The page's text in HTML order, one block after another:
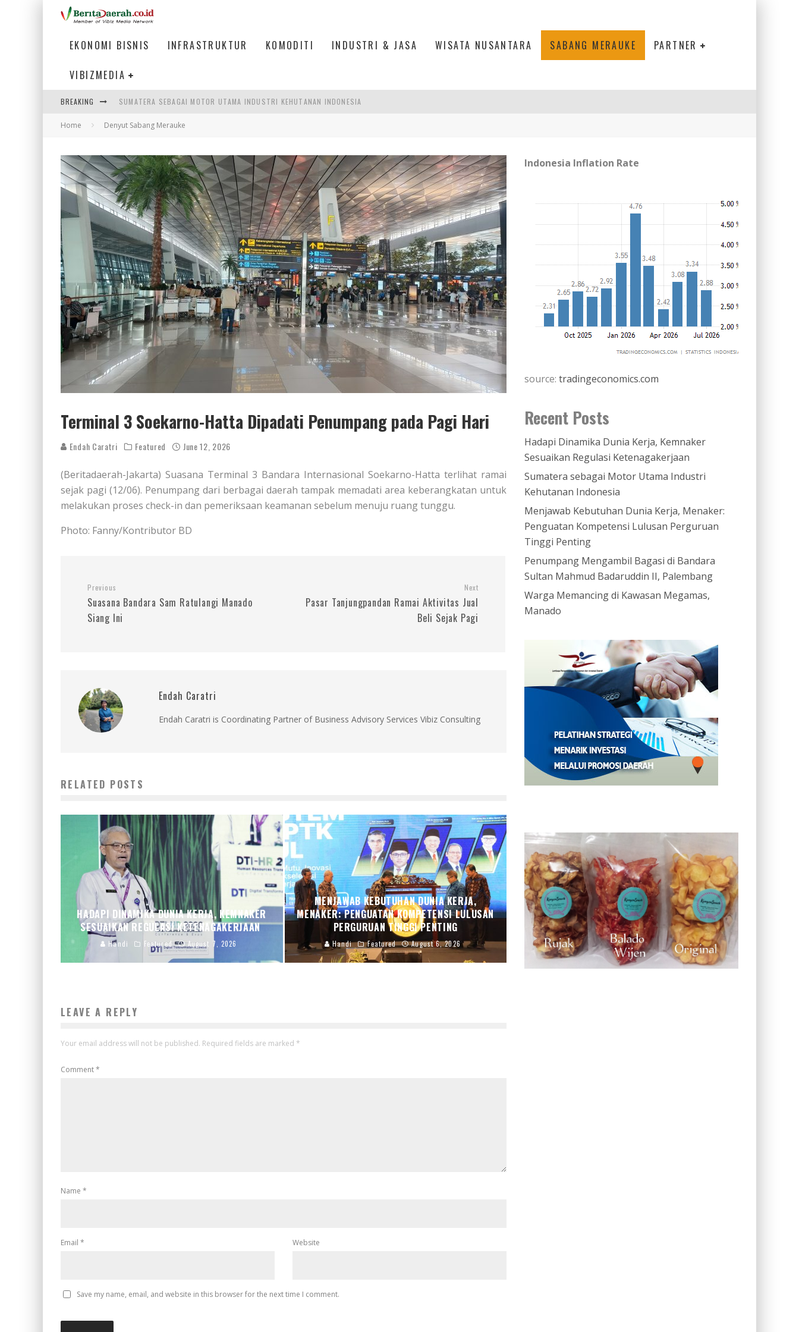
EKONOMI BISNIS INFRASTRUKTUR KOMODITI INDUSTRI & JASA WISATA NUSANTARA SABANG MERAUKE PARTNER
VIBIZMEDIA
BREAKING
SUMATERA SEBAGAI MOTOR UTAMA INDUSTRI KEHUTANAN INDONESIA
MENJAWAB KEBUTUHAN DUNIA KERJA, MENAKER: PENGUATAN KOMPETENSI LULUSAN PERGURUAN TINGGI PENTING
PENUMPANG MENGAMBIL BAGASI DI BANDARA SULTAN MAHMUD BADARUDDIN II, PALEMBANG
Home Denyut Sabang Merauke
Terminal 3 Soekarno-Hatta Dipadati Penumpang pada Pagi Hari
Endah Caratri Featured June 12, 2026
(Beritadaerah-Jakarta) Suasana Terminal 3 Bandara Internasional Soekarno-Hatta terlihat ramai
sejak pagi (12/06). Penumpang dari berbagai daerah tampak memadati area keberangkatan untuk
melakukan proses check-in dan pemeriksaan keamanan sebelum menuju ruang tunggu.
Photo: Fanny/Kontributor BD
Previous
Suasana Bandara Sam Ratulangi Manado
Siang Ini
Next
Pasar Tanjungpandan Ramai Aktivitas Jual
Beli Sejak Pagi
Endah Caratri
Endah Caratri is Coordinating Partner of Business Advisory Services Vibiz Consulting
RELATED POSTS
HADAPI DINAMIKA DUNIA KERJA, KEMNAKER
SESUAIKAN REGULASI KETENAGAKERJAAN
Handi Featured August 7, 2026
MENJAWAB KEBUTUHAN DUNIA KERJA,
MENAKER: PENGUATAN KOMPETENSI LULUSAN
PERGURUAN TINGGI PENTING
Handi Featured August 6, 2026
LEAVE A REPLY
Your email address will not be published. Required fields are marked *
Comment*
Name *
Email * Website
Save my name, email, and website in this browser for the next time I comment.
Indonesia Inflation Rate
source: tradingeconomics.com
Recent Posts
Hadapi Dinamika Dunia Kerja, Kemnaker
Sesuaikan Regulasi Ketenagakerjaan
Sumatera sebagai Motor Utama Industri
Kehutanan Indonesia
Menjawab Kebutuhan Dunia Kerja, Menaker:
Penguatan Kompetensi Lulusan Perguruan
Tinggi Penting
Penumpang Mengambil Bagasi di Bandara
Sultan Mahmud Badaruddin II, Palembang
Warga Memancing di Kawasan Megamas,
Manado